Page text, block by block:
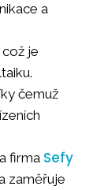
a
což je
čemuž
firma Sefy
zaměřuje